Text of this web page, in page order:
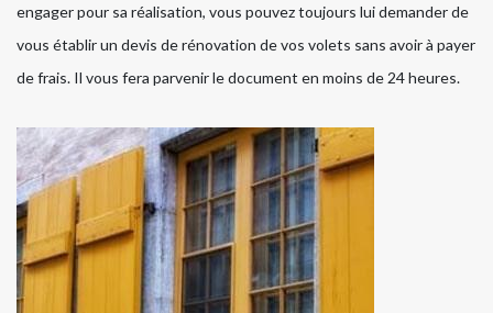
engager pour sa réalisation, vous pouvez toujours lui demander de
vous établir un devis de rénovation de vos volets sans avoir à payer
de frais. Il vous fera parvenir le document en moins de 24 heures.